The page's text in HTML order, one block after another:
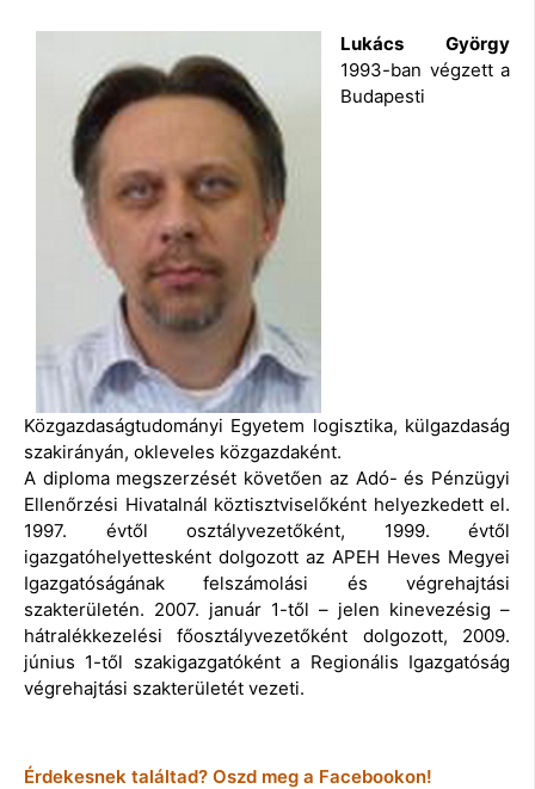
Lukács György
1993-ban végzett a
Budapesti
Közgazdaságtudományi Egyetem logisztika, külgazdaság
szakirányán, okleveles közgazdaként.
A diploma megszerzését követően az Adó- és Pénzügyi
Ellenőrzési Hivatalnál köztisztviselőként helyezkedett el.
1997. évtől osztályvezetőként, 1999. évtől
igazgatóhelyettesként dolgozott az APEH Heves Megyei
Igazgatóságának felszámolási és végrehajtási
szakterületén. 2007. január 1-től – jelen kinevezésig –
hátralékkezelési főosztályvezetőként dolgozott, 2009.
június 1-től szakigazgatóként a Regionális Igazgatóság
végrehajtási szakterületét vezeti.
Érdekesnek találtad? Oszd meg a Facebookon!